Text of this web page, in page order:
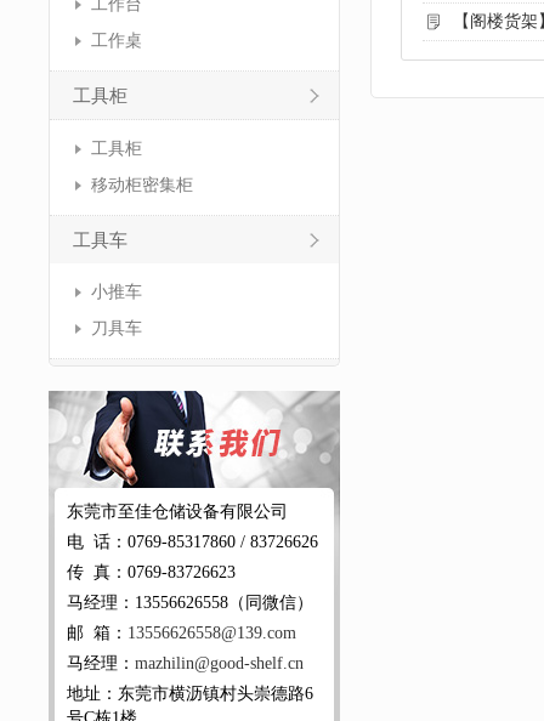
工作台
工作桌
工具柜
工具柜
移动柜密集柜
工具车
小推车
刀具车
东莞市至佳仓储设备有限公司
电 话：0769-85317860 / 83726626
传 真：0769-83726623
马经理：13556626558（同微信）
邮 箱： 13556626558@139.com
马经理： mazhilin@good-shelf.cn
地址：东莞市横沥镇村头崇德路6
【阁楼货